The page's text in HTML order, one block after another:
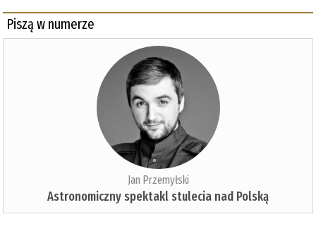
Piszą w numerze
Jan Przemyłski
Astronomiczny spektakl stulecia nad Polską